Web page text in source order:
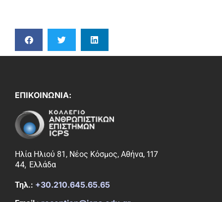
ΕΠΙΚΟΙΝΩΝΙΑ:
Ηλία Ηλιού 81, Νέος Κόσμος, Αθήνα, 117
44, Ελλάδα
Τηλ.: +30.210.645.65.65